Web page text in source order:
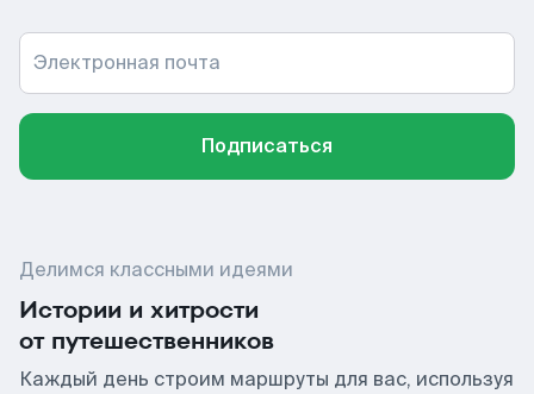
Электронная почта
Подписаться
Делимся классными идеями
Истории и хитрости
от путешественников
Каждый день строим маршруты для вас, используя